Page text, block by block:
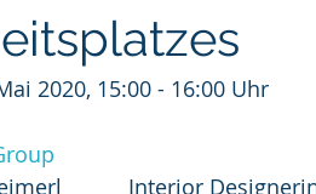
2020, 15:00 - 16:00 Uhr
Interior